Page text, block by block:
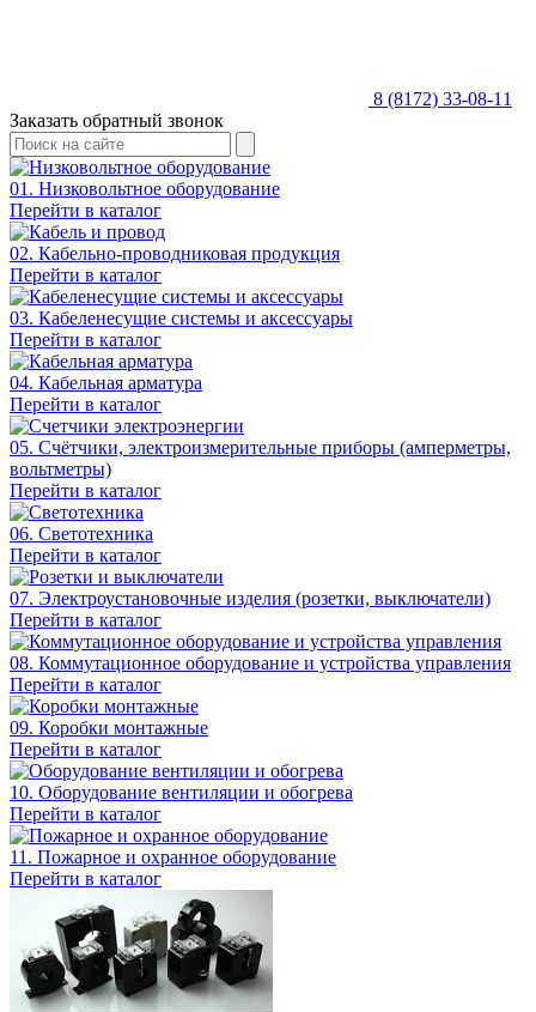
8 (8172) 33-08-11
Заказать обратный звонок
01. Низковольтное оборудование
Перейти в каталог
02. Кабельно-проводниковая продукция
Перейти в каталог
03. Кабеленесущие системы и аксессуары
Перейти в каталог
04. Кабельная арматура
Перейти в каталог
05. Счётчики, электроизмерительные приборы (амперметры,
вольтметры)
Перейти в каталог
06. Светотехника
Перейти в каталог
07. Электроустановочные изделия (розетки, выключатели)
Перейти в каталог
08. Коммутационное оборудование и устройства управления
Перейти в каталог
09. Коробки монтажные
Перейти в каталог
10. Оборудование вентиляции и обогрева
Перейти в каталог
11. Пожарное и охранное оборудование
Перейти в каталог